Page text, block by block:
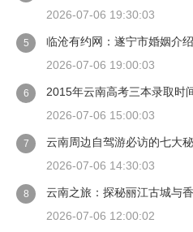
2026-07-06 19:30:03
5
临沧有约网：遂宁市婚姻介
2026-07-06 19:00:03
6
2015年云南高考三本录取时
2026-07-06 15:00:03
7
云南周边自驾游必访的七大
2026-07-06 14:30:03
8
云南之旅：探秘丽江古城与
2026-07-06 12:00:02